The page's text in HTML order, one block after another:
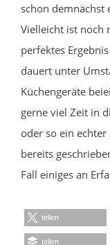
schon demnächst
Vielleicht ist noch
perfektes
dauert unter
Küchengeräte
gerne viel Zeit in
oder so ein
bereits
Fall einiges an
teilen
teilen